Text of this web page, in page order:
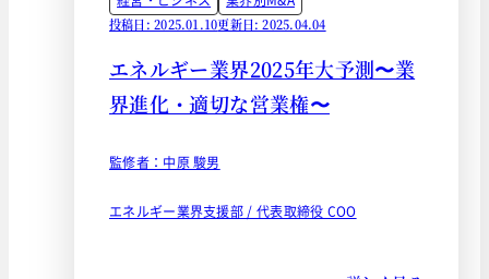
投稿日: 2025.01.10更新日: 2025.04.04
エネルギー業界2025年大予測〜業
界進化・適切な営業権〜
監修者：中原 駿男
エネルギー業界支援部 / 代表取締役 COO